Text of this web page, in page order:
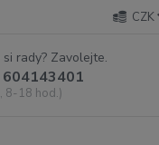
CZK
rady? Zavolejte.
8-18 hod.)